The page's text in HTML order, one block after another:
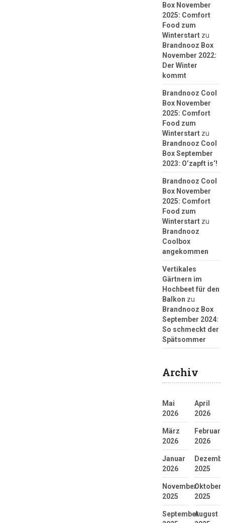
Box November
2025: Comfort
Food zum
Winterstartzu
Brandnooz Box
November 2022:
Der Winter
kommt
Brandnooz Cool
Box November
2025: Comfort
Food zum
Winterstartzu
Brandnooz Cool
Box September
2023: O’zapft is‘!
Brandnooz Cool
Box November
2025: Comfort
Food zum
Winterstartzu
Brandnooz
Coolbox
angekommen
Vertikales
Gärtnern im
Hochbeet für den
Balkon zu
Brandnooz Box
September 2024:
So schmeckt der
Spätsommer
Archiv
Mai
2026
April
2026
März
2026
Februar
2026
Januar
2026
2025
November
2025
Oktober
2025
SeptemberAugust